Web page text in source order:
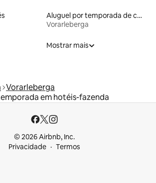
Aluguel por temporada de casas de veraneio
Vorarleberga
Mostrar mais
Vorarleberga
em hotéis-fazenda
© 2026 Airbnb, Inc.
Privacidade
Termos